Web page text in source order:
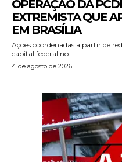
OPERAÇÃO DA
EXTREMISTA QUE
EM BRASÍLIA
Ações coordenadas a partir de
capital federal no...
4 de agosto de 2026